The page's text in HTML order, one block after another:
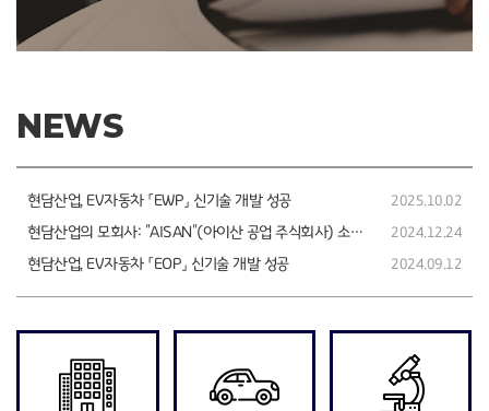
NEWS
현담산업, EV자동차 「EWP」 신기술 개발 성공 2025.10.02
현담산업의 모회사: "AISAN"(아이산 공업 주식회사) 소개 영상 (Colorful! Aisan) 2024.12.24
현담산업, EV자동차 「EOP」 신기술 개발 성공 2024.09.12